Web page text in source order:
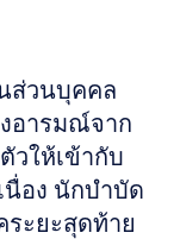
ส่วนบุคคล
อารมณ์จาก
วให้เข้ากับ
นื่อง นักบำบัด
ะยะสุดท้าย